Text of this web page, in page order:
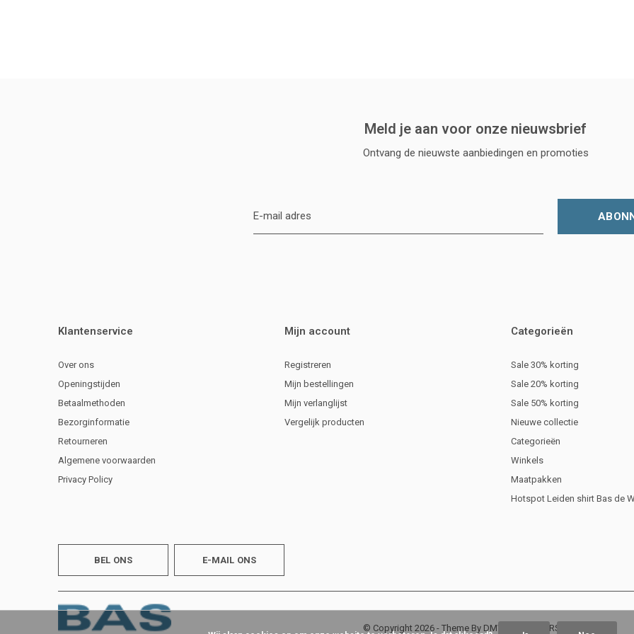
Meld je aan voor onze nieuwsbrief
Ontvang de nieuwste aanbiedingen en promoties
Klantenservice
Over ons
Openingstijden
Betaalmethoden
Bezorginformatie
Retourneren
Algemene voorwaarden
Privacy Policy
Mijn account
Registreren
Mijn bestellingen
Mijn verlanglijst
Vergelijk producten
Categorieën
Sale 30% korting
Sale 20% korting
Sale 50% korting
Nieuwe collectie
Categorieën
Winkels
Maatpakken
Hotspot Leiden shirt Bas de
BEL ONS E-MAIL ONS
© Copyright 2026 - Theme By DMWS RSS-feed